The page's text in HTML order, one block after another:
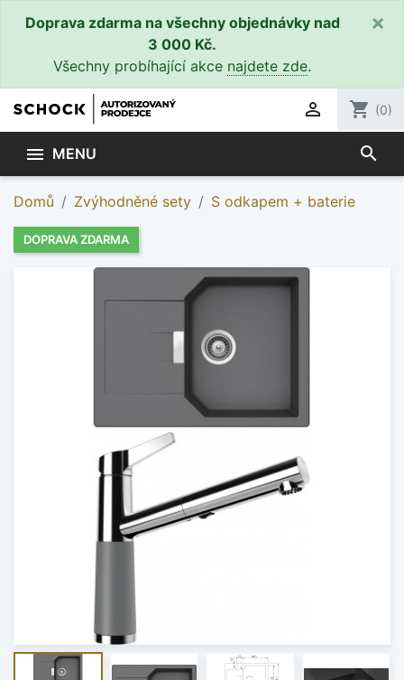
Doprava zdarma na všechny objednávky nad
3 000 Kč.
Všechny probíhající akce najdete zde.
×
 shopping_cart (0)
 MENU search
Domů Zvýhodněné sety S odkapem + baterie
DOPRAVA ZDARMA